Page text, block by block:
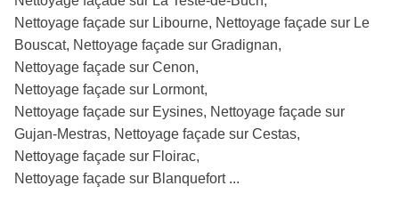
Nettoyage façade sur Libourne, Nettoyage façade sur Le
Bouscat, Nettoyage façade sur Gradignan,
Nettoyage façade sur Cenon,
Nettoyage façade sur Lormont,
Nettoyage façade sur Eysines, Nettoyage façade sur
Gujan-Mestras, Nettoyage façade sur Cestas,
Nettoyage façade sur Floirac,
Nettoyage façade sur Blanquefort ...